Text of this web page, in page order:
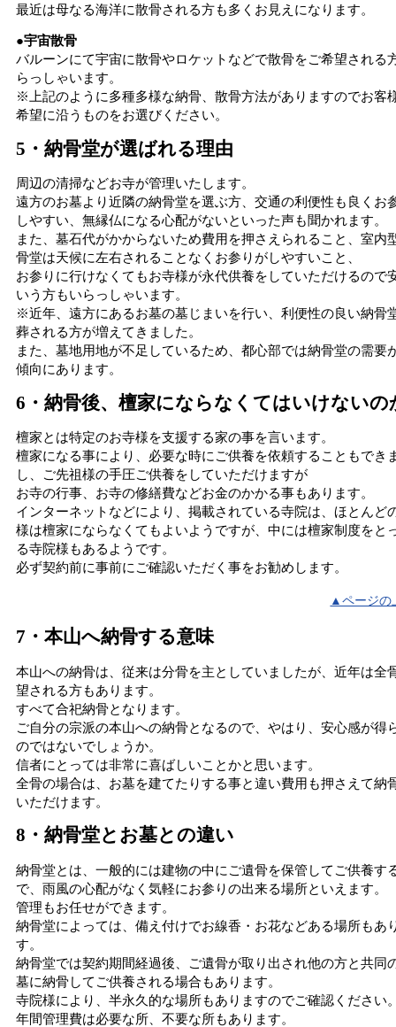
最近は母なる海洋に散骨される方も多くお見えになります。
●宇宙散骨
バルーンにて宇宙に散骨やロケットなどで散骨をご希望される
らっしゃいます。
※上記のように多種多様な納骨、散骨方法がありますのでお客
希望に沿うものをお選びください。
5・納骨堂が選ばれる理由
周辺の清掃などお寺が管理いたします。
遠方のお墓より近隣の納骨堂を選ぶ方、交通の利便性も良くお
しやすい、無縁仏になる心配がないといった声も聞かれます。
また、墓石代がかからないため費用を押さえられること、室内
骨堂は天候に左右されることなくお参りがしやすいこと、
お参りに行けなくてもお寺様が永代供養をしていただけるので
いう方もいらっしゃいます。
※近年、遠方にあるお墓の墓じまいを行い、利便性の良い納骨
葬される方が増えてきました。
また、墓地用地が不足しているため、都心部では納骨堂の需要
傾向にあります。
6・納骨後、檀家にならなくてはいけないの
檀家とは特定のお寺様を支援する家の事を言います。
檀家になる事により、必要な時にご供養を依頼することもでき
し、ご先祖様の手圧ご供養をしていただけますが
お寺の行事、お寺の修繕費などお金のかかる事もあります。
インターネットなどにより、掲載されている寺院は、ほとんど
様は檀家にならなくてもよいようですが、中には檀家制度をと
る寺院様もあるようです。
必ず契約前に事前にご確認いただく事をお勧めします。
▲ページの
7・本山へ納骨する意味
本山への納骨は、従来は分骨を主としていましたが、近年は全
望される方もあります。
すべて合祀納骨となります。
ご自分の宗派の本山への納骨となるので、やはり、安心感が得
のではないでしょうか。
信者にとっては非常に喜ばしいことかと思います。
全骨の場合は、お墓を建てたりする事と違い費用も押さえて納
いただけます。
8・納骨堂とお墓との違い
納骨堂とは、一般的には建物の中にご遺骨を保管してご供養す
で、雨風の心配がなく気軽にお参りの出来る場所といえます。
管理もお任せができます。
納骨堂によっては、備え付けでお線香・お花などある場所もあ
す。
納骨堂では契約期間経過後、ご遺骨が取り出され他の方と共同
墓に納骨してご供養される場合もあります。
寺院様により、半永久的な場所もありますのでご確認ください
年間管理費は必要な所、不要な所もあります。